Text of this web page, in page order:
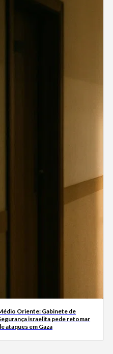
Oriente: Gabinete de
israelita pede retomar
ataques em Gaza